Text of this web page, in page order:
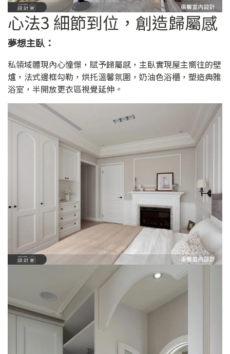
心法3 細節到位，創造歸屬感
夢想主臥：
私領域體現內心憧憬，賦予歸屬感，主臥實現屋主嚮往的壁
爐，法式邊框勾勒，烘托溫馨氛圍，奶油色浴櫃，塑造典雅
浴室，半開放更衣區視覺延伸。